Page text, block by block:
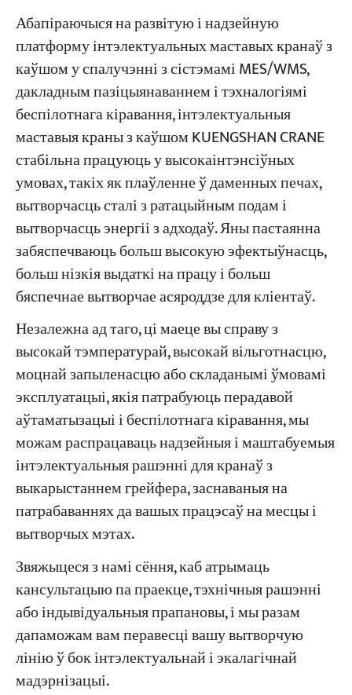
Абапіраючыся на развітую і надзейную
платформу інтэлектуальных маставых кранаў з
каўшом у спалучэнні з сістэмамі MES/WMS,
дакладным пазіцыянаваннем і тэхналогіямі
беспілотнага кіравання, інтэлектуальныя
маставыя краны з каўшом KUENGSHAN CRANE
стабільна працуюць у высокаінтэнсіўных
умовах, такіх як плаўленне ў даменных печах,
вытворчасць сталі з ратацыйным подам і
вытворчасць энергіі з адходаў. Яны пастаянна
забяспечваюць больш высокую эфектыўнасць,
больш нізкія выдаткі на працу і больш
бяспечнае вытворчае асяроддзе для кліентаў.
Незалежна ад таго, ці маеце вы справу з
высокай тэмпературай, высокай вільготнасцю,
моцнай запыленасцю або складанымі ўмовамі
эксплуатацыі, якія патрабуюць перадавой
аўтаматызацыі і беспілотнага кіравання, мы
можам распрацаваць надзейныя і маштабуемыя
інтэлектуальныя рашэнні для кранаў з
выкарыстаннем грейфера, заснаваныя на
патрабаваннях да вашых працэсаў на месцы і
вытворчых мэтах.
Звяжыцеся з намі сёння, каб атрымаць
кансультацыю па праекце, тэхнічныя рашэнні
або індывідуальныя прапановы, і мы разам
дапаможам вам перавесці вашу вытворчую
лінію ў бок інтэлектуальнай і экалагічнай
мадэрнізацыі.